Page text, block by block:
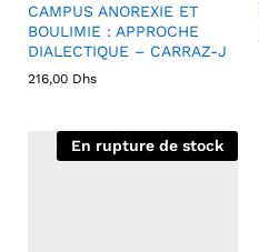
CAMPUS ANOREXIE ET
BOULIMIE : APPROCHE
DIALECTIQUE – CARRAZ-J
216,00 Dhs
En rupture de stock